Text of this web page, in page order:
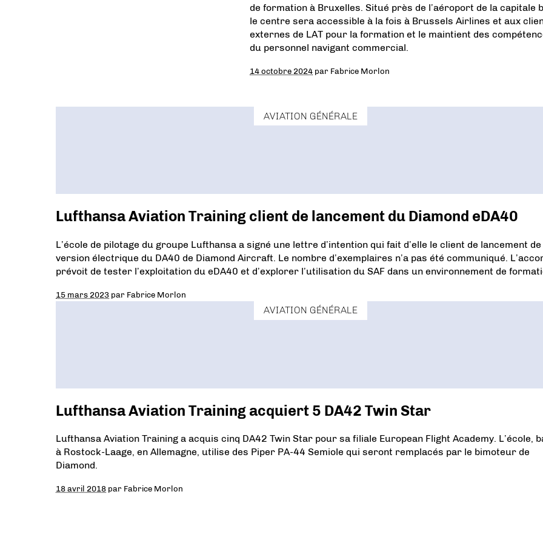
de formation à Bruxelles. Situé près de l’aéroport de la capitale
le centre sera accessible à la fois à Brussels Airlines et aux
externes de LAT pour la formation et le maintient des
du personnel navigant commercial.
14 octobre 2024 par Fabrice Morlon
AVIATION GÉNÉRALE
Lufthansa Aviation Training client de lancement du Diamond eDA40
L’école de pilotage du groupe Lufthansa a signé une lettre d’intention qui fait d’elle le client de lancement de
version électrique du DA40 de Diamond Aircraft. Le nombre d’exemplaires n’a pas été communiqué.
prévoit de tester l’exploitation du eDA40 et d’explorer l’utilisation du SAF dans un environnement de
15 mars 2023 par Fabrice Morlon
AVIATION GÉNÉRALE
Lufthansa Aviation Training acquiert 5 DA42 Twin Star
Lufthansa Aviation Training a acquis cinq DA42 Twin Star pour sa filiale European Flight Academy. L’école,
à Rostock-Laage, en Allemagne, utilise des Piper PA-44 Semiole qui seront remplacés par le bimoteur de
Diamond.
18 avril 2018 par Fabrice Morlon